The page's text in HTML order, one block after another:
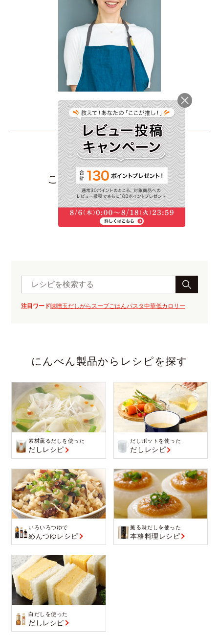
このレシピをシェアする
注目ワード味噌玉だしがら スープごはんパスタ中華低カロリー
にんべん製品からレシピを探す
素材薫るだしを使った
だしレシピ
だしポットを使った
だしレシピ
いろいろつゆで
めんつゆレシピ
薫る味だしを使った
本格料理レシピ
白だしを使った
だしレシピ